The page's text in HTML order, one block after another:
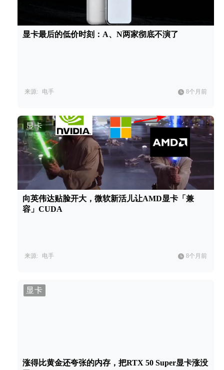
显卡最后的低价时刻：A、N两家彻底不演了
来源: 电手 8个月前
显卡
向英伟达贴脸开大，微软新活儿让AMD显卡「兼
容」CUDA
来源: 电手 8个月前
显卡
涨得比黄金还夸张的内存，把RTX 50 Super显卡涨没